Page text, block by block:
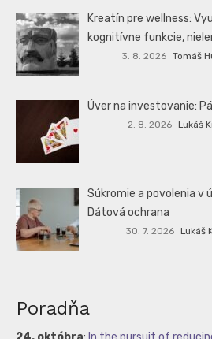
Kreatín pre wellness:
kognitívne funkcie,
3. 8. 2026 Tomáš
Úver na investovanie:
2. 8. 2026 Lukáš
Súkromie a povolenia v
Dátová ochrana
30. 7. 2026 Lukáš
Poradňa